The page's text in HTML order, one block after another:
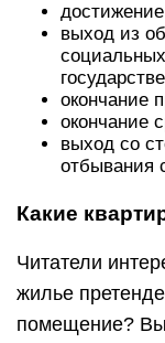
выход из
окончание
окончание
выход со
отбывания
Какие
Читатели
жилье
помещение?